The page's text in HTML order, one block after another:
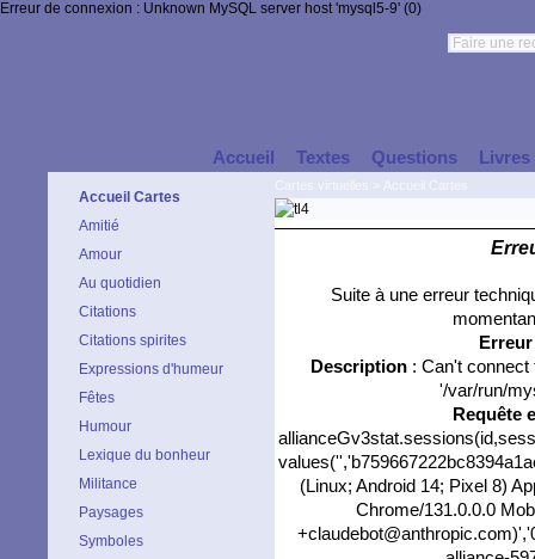
Erreur de connexion : Unknown MySQL server host 'mysql5-9' (0)
Accueil Textes Questions Livres
Accueil Cartes
Amitié
Amour
Au quotidien
Citations
Citations spirites
Expressions d'humeur
Fêtes
Humour
Lexique du bonheur
Militance
Paysages
Symboles
Suite à une erreur
Description: Can't connect
'/var/run/
Requête
(Linux; Android 14; Pixel 8)
Chrome/131.0.0.0